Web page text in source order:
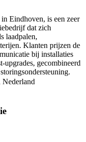
Eindhoven, is een zeer
dat zich
laadpalen,
Klanten prijzen de
bij installaties
upgrades, gecombineerd